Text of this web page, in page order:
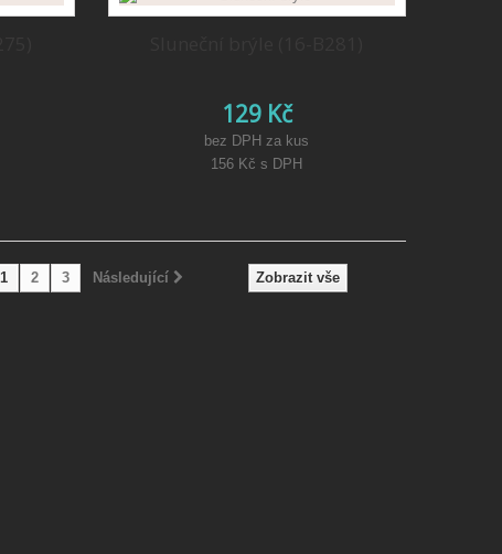
129 Kč
bez DPH za kus
156 Kč s DPH
Zobrazit vše
1 2 3 Následující